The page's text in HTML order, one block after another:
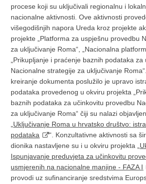
procese koji su uključivali regionalnu i
nacionalne aktivnosti. Ove aktivnosti
višegodišnjih napora Ureda kroz projekte
projekte „Platforma za uspješnu provedbu
za uključivanje Roma“, „Nacionalna
„Prikupljanje i praćenje baznih podataka
Nacionalne strategije za uključivanje
kreiranje dokumenta poslužilo je upravo
podataka provedenog u okviru projekta
baznih podataka za učinkovitu provedbu
za uključivanje Roma“ čiji su nalazi
Uključivanje Roma u hrvatsko društvo:
podataka
“. Konzultativne aktivnosti sa
dionika nastavljene su i u okviru projekta „
Ispunjavanje preduvjeta za učinkovitu
usmjerenih na nacionalne manjine - FAZA I
provodi uz sufinanciranje sredstvima